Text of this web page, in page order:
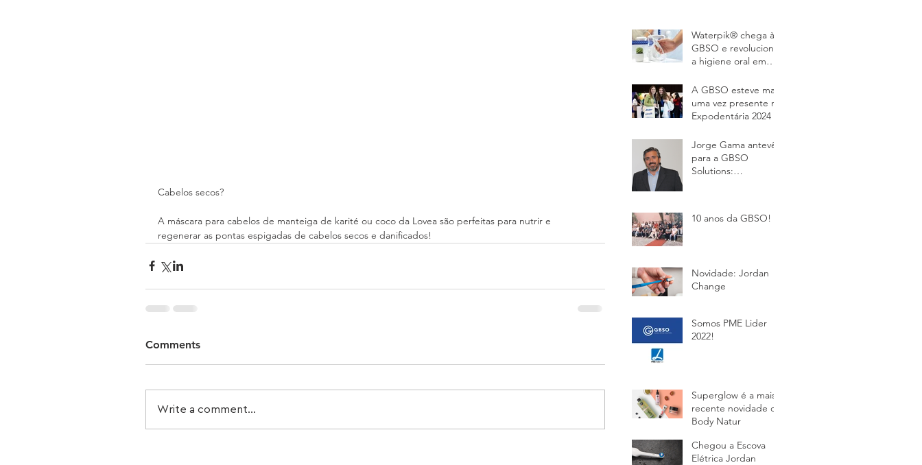
Cabelos secos?
A máscara para cabelos de manteiga de karité ou coco da Lovea são perfeitas para nutrir e
regenerar as pontas espigadas de cabelos secos e danificados!
Comments
Write a comment...
Waterpik® chega à
GBSO e revoluciona
a higiene oral em
A GBSO esteve mais
uma vez presente na
Expodentária 2024
Jorge Gama antevê
para a GBSO
Solutions:
venda
10 anos da GBSO! ✨
Novidade: Jordan
Change
Somos PME Lider
2022!
Superglow é a mais
recente novidade da
Body Natur
Chegou a Escova
Elétrica Jordan